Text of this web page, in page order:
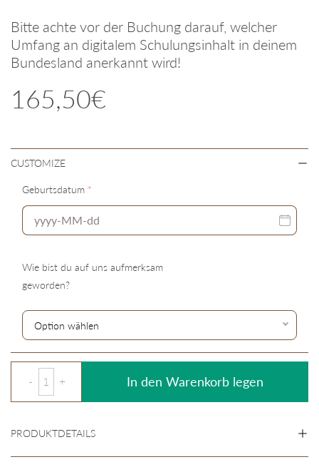
Bitte achte vor der Buchung darauf, welcher
Umfang an digitalem Schulungsinhalt in deinem
Bundesland anerkannt wird!
165,50€
CUSTOMIZE
Geburtsdatum *
Wie bist du auf uns aufmerksam
geworden?
In den Warenkorb legen
PRODUKTDETAILS